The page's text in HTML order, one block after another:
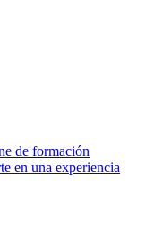
de formación
en una experiencia